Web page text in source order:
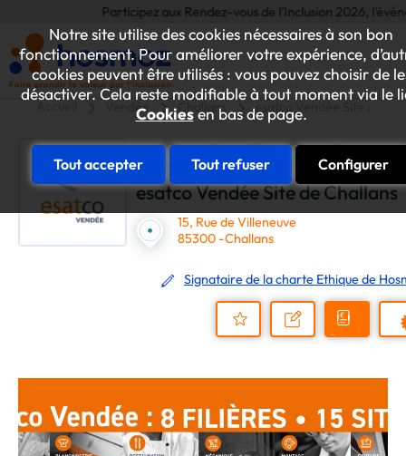
Notre site utilise des cookies nécessaires à son bon
fonctionnement. Pour améliorer votre expérience,
cookies peuvent être utilisés : vous pouvez choisir de
désactiver. Cela reste modifiable à tout moment via le
Cookiesen bas de page.
Tout accepter Tout refuser Configurer
Participez aux Rendez-vous de l'Inclusion 2026,
Accueil Vendée Challans
esatco Vendée Site de Challans
15, Rue de Villeneuve
85300 -Challans
Signataire de la charte Ethique de
dossier
Nous
Demander